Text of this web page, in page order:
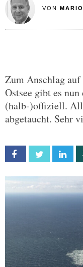
VON
Zum Anschlag
Ostsee gibt es
(halb-)offiziell.
abgetaucht. Sehr
Facebook Twitter